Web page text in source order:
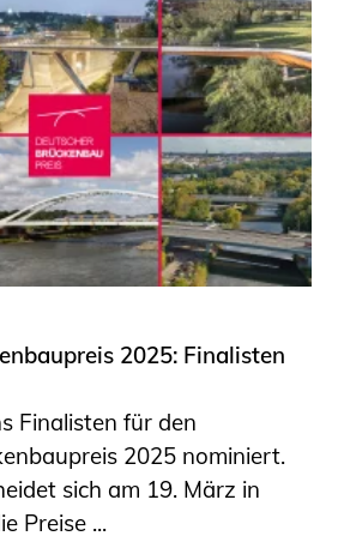
2025: Finalisten
Finalisten für den
2025 nominiert.
sich am 19. März in
Preise ...